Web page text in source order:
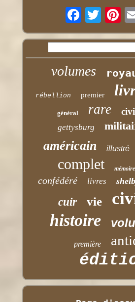
volumes
rébellion premier
général rare
gettysburg
américain illustré
complet
confédéré livres
cuir vie
histoire
première